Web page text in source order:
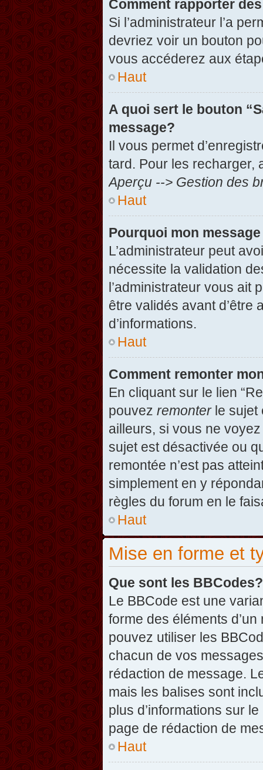
Comment rapporter
Si l’administrateur l’a
devriez voir un bouton
vous accéderez aux
Haut
A quoi sert le bouton
message?
Il vous permet
tard. Pour les recharger,
Aperçu --> Gestion des
Haut
Pourquoi mon
L’administrateur peut
nécessite la validation
l’administrateur vous ait
être validés avant d’être
d’informations.
Haut
Comment remonter
En cliquant sur le lien
pouvez remonterle sujet
ailleurs, si vous ne
sujet est désactivée ou
remontée n’est pas
simplement en y
règles du forum en le
Haut
Mise en forme et
Que sont les BBCodes?
Le BBCode est une
forme des éléments
pouvez utiliser les
chacun de vos
rédaction de message.
mais les balises sont
plus d’informations sur
page de rédaction de
Haut